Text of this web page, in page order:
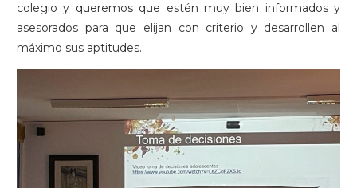
colegio y queremos que estén muy bien informados y
asesorados para que elijan con criterio y desarrollen al
máximo sus aptitudes.